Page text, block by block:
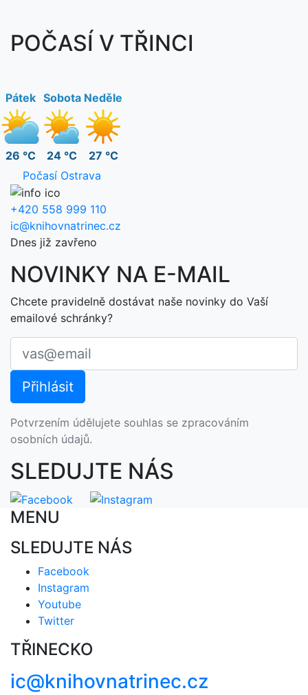
POČASÍ V TŘINCI
Pátek
26 °C
Sobota
24 °C
Neděle
27 °C
Počasí Ostrava
+420 558 999 110
ic@knihovnatrinec.cz
Dnes již zavřeno
NOVINKY NA E-MAIL
Chcete pravidelně dostávat naše novinky do Vaší
emailové schránky?
Potvrzením údělujete souhlas se zpracováním
osobních údajů.
SLEDUJTE NÁS
MENU
SLEDUJTE NÁS
Facebook
Instagram
Youtube
Twitter
TŘINECKO
ic@knihovnatrinec.cz